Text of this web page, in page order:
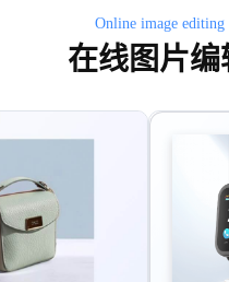
Online image editing
在线图片编